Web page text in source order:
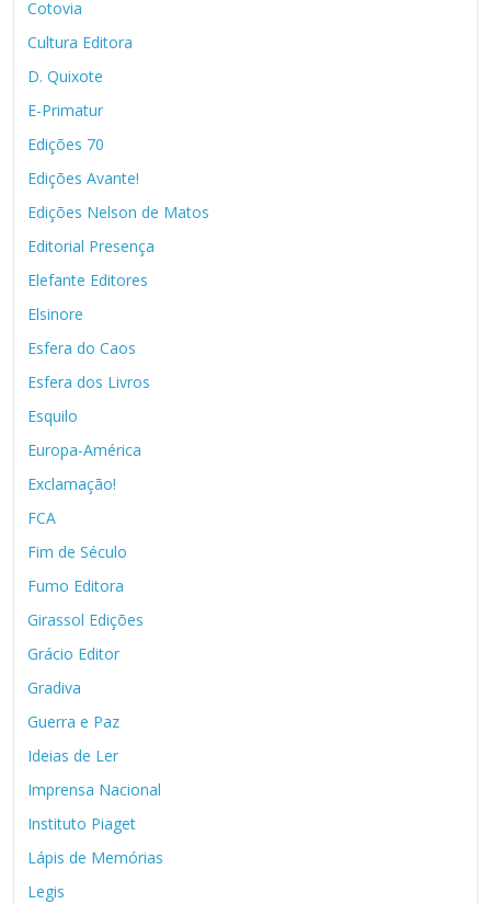
Cotovia
Cultura Editora
D. Quixote
E-Primatur
Edições 70
Edições Avante!
Edições Nelson de Matos
Editorial Presença
Elefante Editores
Elsinore
Esfera do Caos
Esfera dos Livros
Esquilo
Europa-América
Exclamação!
FCA
Fim de Século
Fumo Editora
Girassol Edições
Grácio Editor
Gradiva
Guerra e Paz
Ideias de Ler
Imprensa Nacional
Instituto Piaget
Lápis de Memórias
Legis